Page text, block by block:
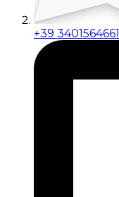
+39 3401564661